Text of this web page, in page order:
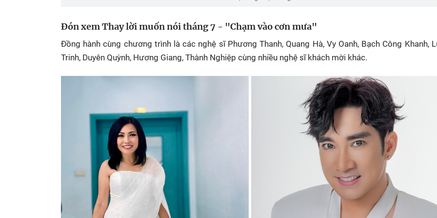
Đón xem Thay lời muốn nói tháng 7 - "Chạm vào cơn mưa"
Đồng hành cùng chương trình là các nghệ sĩ Phương Thanh, Quang Hà, Vy Oanh, Bạch Công Khanh,
Trinh, Duyên Quỳnh, Hương Giang, Thành Nghiệp cùng nhiều nghệ sĩ khách mời khác.